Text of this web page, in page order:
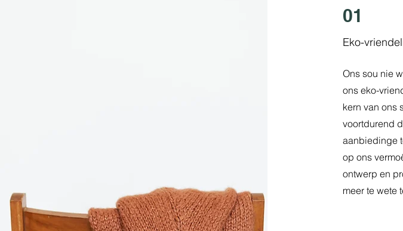
01
Eko-
Ons sou nie
ons eko-
kern van ons
voortdurend
aanbiedinge
op ons
ontwerp en
meer te wete